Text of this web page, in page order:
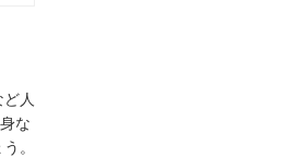
ど人
な
。